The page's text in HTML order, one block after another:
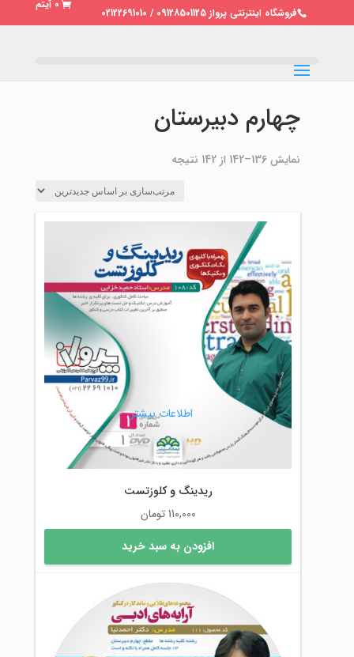
فروشگاه اینترنتی پرواز 09128501125 / 02122691010
0 آیتم
چهارم دبیرستان
نمایش 136–142 از 142 نتیجه
مرتب‌سازی
اساس
اطلاعات بیشتر
ریدینگ و کلوزتست
110,000 تومان
افزودن به سبد خرید